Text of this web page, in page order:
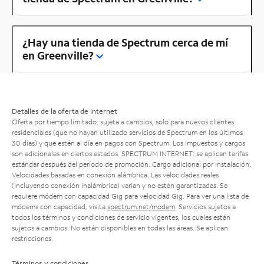
¿Hay una tienda de Spectrum cerca de mí
en Greenville?
Detalles de la oferta de Internet
Oferta por tiempo limitado; sujeta a cambios; solo para nuevos clientes
residenciales (que no hayan utilizado servicios de Spectrum en los últimos
30 días) y que estén al día en pagos con Spectrum. Los impuestos y cargos
son adicionales en ciertos estados. SPECTRUM INTERNET: se aplican tarifas
estándar después del período de promoción. Cargo adicional por instalación.
Velocidades basadas en conexión alámbrica. Las velocidades reales
(incluyendo conexión inalámbrica) varían y no están garantizadas. Se
requiere módem con capacidad Gig para velocidad Gig. Para ver una lista de
módems con capacidad, visita spectrum.net/modem . Servicios sujetos a
todos los términos y condiciones de servicio vigentes, los cuales están
sujetos a cambios. No están disponibles en todas las áreas. Se aplican
restricciones.